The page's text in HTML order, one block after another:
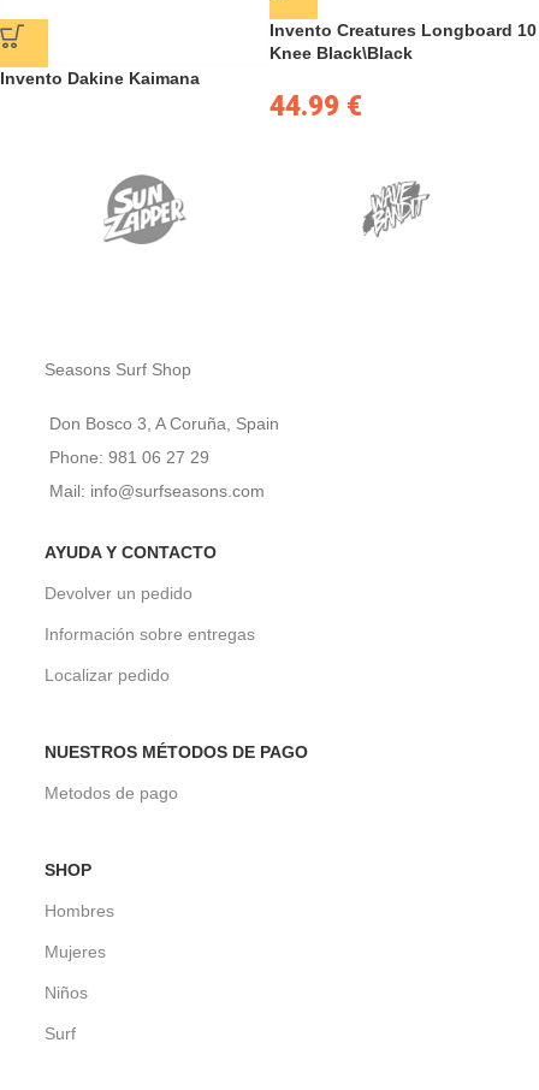
Invento Dakine Kaimana
Invento Creatures Longboard 10
Knee Black\Black
44.99 €
Seasons Surf Shop
Don Bosco 3, A Coruña, Spain
Phone: 981 06 27 29
Mail: info@surfseasons.com
AYUDA Y CONTACTO
Devolver un pedido
Información sobre entregas
Localizar pedido
NUESTROS MÉTODOS DE PAGO
Metodos de pago
SHOP
Hombres
Mujeres
Niños
Surf